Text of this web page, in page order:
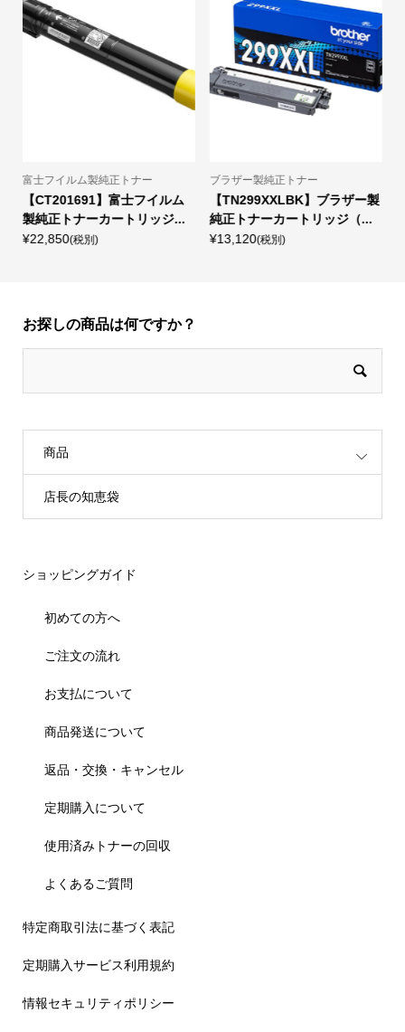
トナー
士フイルム
トリッジ...
ブラザー製純正トナー
【TN299XXLBK】ブラザー製
純正トナーカートリッジ（...
キャノン製純正トナー
【CRG-046BLK】
純正トナーカートリ
お探しの商品は何ですか？
商品
店長の知恵袋
ショッピングガイド
初めての方へ
ご注文の流れ
お支払について
商品発送について
返品・交換・キャンセル
定期購入について
使用済みトナーの回収
よくあるご質問
特定商取引法に基づく表記
定期購入サービス利用規約
情報セキュリティポリシー